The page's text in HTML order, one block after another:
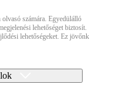
számára. Egyedülálló
lehetőséget biztosít.
lehetőségeket. Ez jövőnk